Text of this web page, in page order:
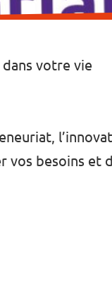
votre vie
vos besoins et